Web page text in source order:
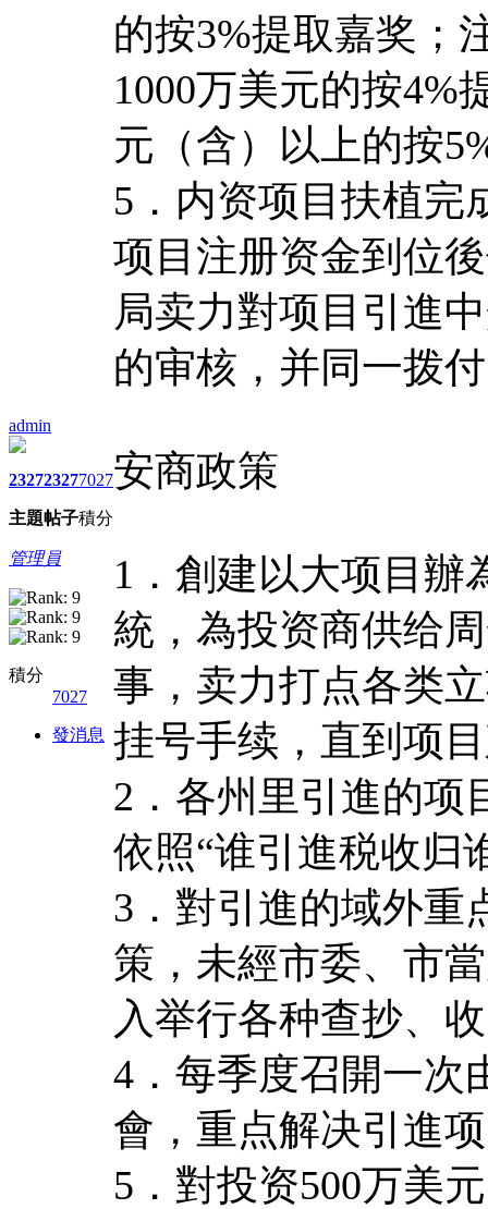
admin
2327
主題
2327
帖子
7027
積分
管理員
積分
7027
發消息
的按3%提取嘉奖；
1000万美元的按4%
元（含）以上的按
5．内资项目扶植完
项目注册资金到位
局卖力對项目引進
的审核，并同一拨
安商政策
1．創建以大项目辦
統，為投资商供给
事，卖力打点各类
挂号手续，直到项
2．各州里引進的项
依照“谁引進税收归
3．對引進的域外重
策，未經市委、市
入举行各种查抄、
4．每季度召開一次
會，重点解决引進
5．對投资500万美